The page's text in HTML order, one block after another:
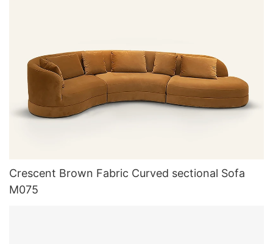
Crescent Brown Fabric Curved sectional Sofa
M075